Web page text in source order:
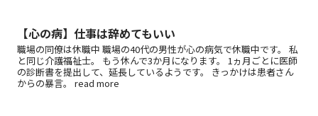
【心の病】仕事は辞めてもいい
職場の同僚は休職中 職場の40代の男性が心の病気で休職中です。 私
と同じ介護福祉士。 もう休んで3か月になります。 1ヵ月ごとに医師
の診断書を提出して、延長しているようです。 きっかけは患者さん
からの暴言。 read more